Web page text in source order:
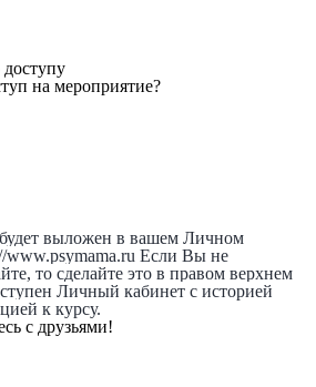
доступу
на мероприятие?
выложен в вашем Личном
www.psymama.ru Если Вы не
то сделайте это в правом верхнем
Личный кабинет с историей
к курсу.
с друзьями!